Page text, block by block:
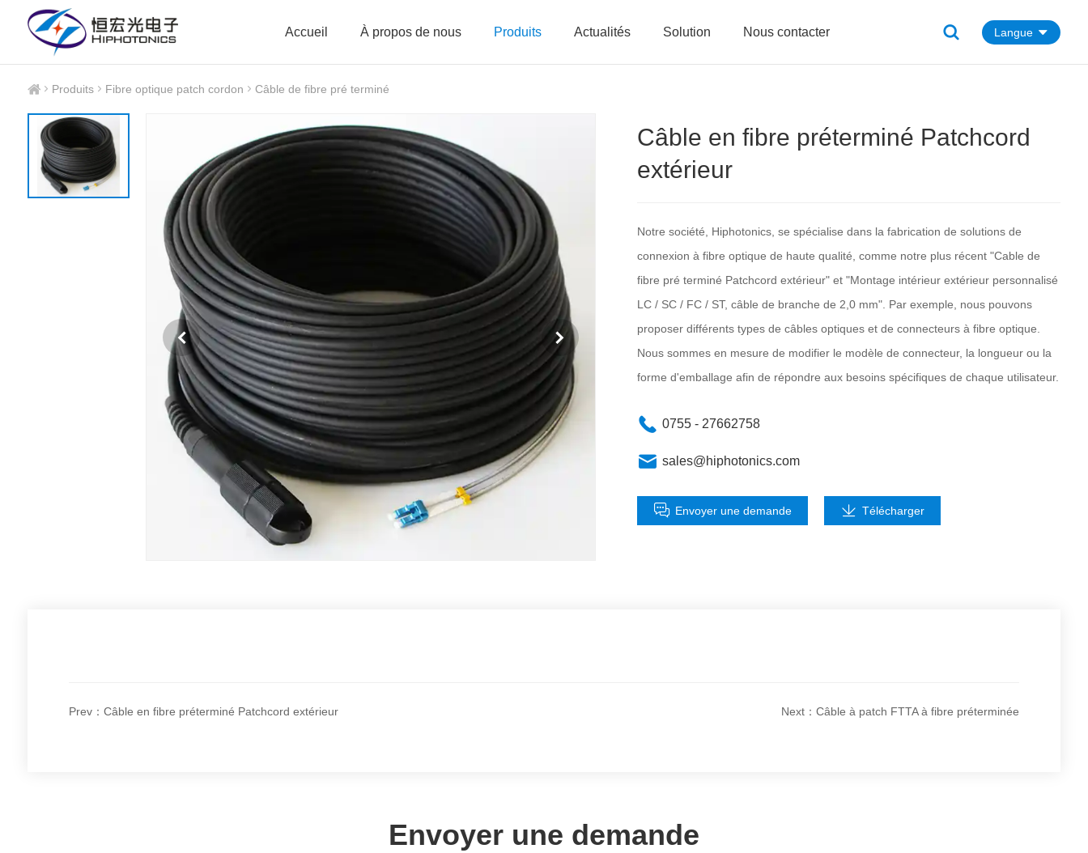
Accueil À propos de nous Produits Actualités Solution Nous contacter Langue
Produits Fibre optique patch cordon Câble de fibre pré terminé
Câble en fibre préterminé Patchcord
extérieur
Notre société, Hiphotonics, se spécialise dans la fabrication de solutions de
connexion à fibre optique de haute qualité, comme notre plus récent "Cable de
fibre pré terminé Patchcord extérieur" et "Montage intérieur extérieur personnalisé
LC / SC / FC / ST, câble de branche de 2,0 mm". Par exemple, nous pouvons
proposer différents types de câbles optiques et de connecteurs à fibre optique.
Nous sommes en mesure de modifier le modèle de connecteur, la longueur ou la
forme d'emballage afin de répondre aux besoins spécifiques de chaque utilisateur.
0755 - 27662758
sales@hiphotonics.com
Envoyer une demande Télécharger
Prev：Câble en fibre préterminé Patchcord extérieur Next：Câble à patch FTTA à fibre préterminée
Envoyer une demande